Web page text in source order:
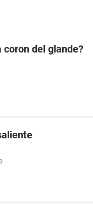
coron del glande?